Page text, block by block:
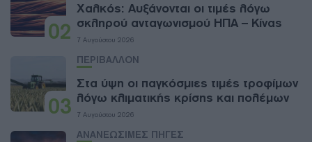
02
Χαλκός: Αυξάνονται οι τιμές λόγω
σκληρού ανταγωνισμού ΗΠΑ – Κίνας
7 Αυγούστου 2026
03
ΠΕΡΙΒΑΛΛΟΝ
Στα ύψη οι παγκόσμιες τιμές τροφίμων
λόγω κλιματικής κρίσης και πολέμων
7 Αυγούστου 2026
ΑΝΑΝΕΩΣΙΜΕΣ ΠΗΓΕΣ